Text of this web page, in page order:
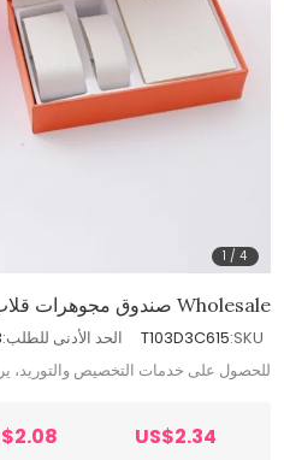
1 /4
Wholesale صندوق مجوهرات قلاب بلون واحد بسيط وعصري
SKU:
T103D3C615 الحد الأدنى للطلب:
للحصول على خدمات التخصيص والتوريد،
US$2.34